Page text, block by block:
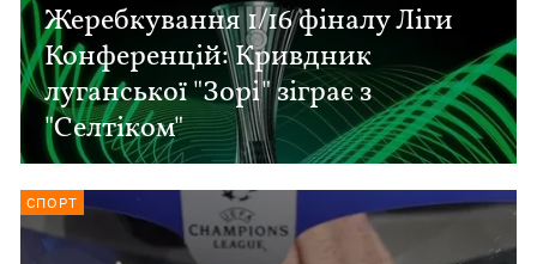
Жеребкування 1/16 фіналу Ліги
Конференцій: Кривдник
луганської "Зорі" зіграє з
"Селтіком"
СПОРТ